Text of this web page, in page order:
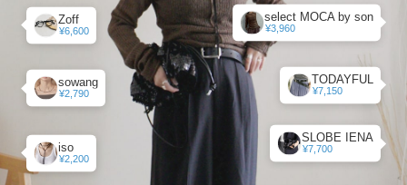
select MOCA by son
¥3,960
SLOBE IENA
¥7,700
TODAYFUL
¥7,150
Zoff
¥6,600
sowang
¥2,790
iso
¥2,200